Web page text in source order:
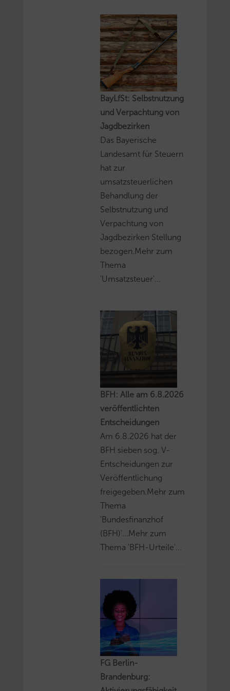
BayLfSt: Selbstnutzung
und Verpachtung von
Jagdbezirken
Das Bayerische
Landesamt für Steuern
hat zur
umsatzsteuerlichen
Behandlung der
Selbstnutzung und
Verpachtung von
Jagdbezirken Stellung
bezogen.Mehr zum
Thema
'Umsatzsteuer'...
BFH: Alle am 6.8.2026
veröffentlichten
Entscheidungen
Am 6.8.2026 hat der
BFH sieben sog. V-
Entscheidungen zur
Veröffentlichung
freigegeben.Mehr zum
Thema
'Bundesfinanzhof
(BFH)'...Mehr zum
Thema 'BFH-Urteile'...
FG Berlin-
Brandenburg: